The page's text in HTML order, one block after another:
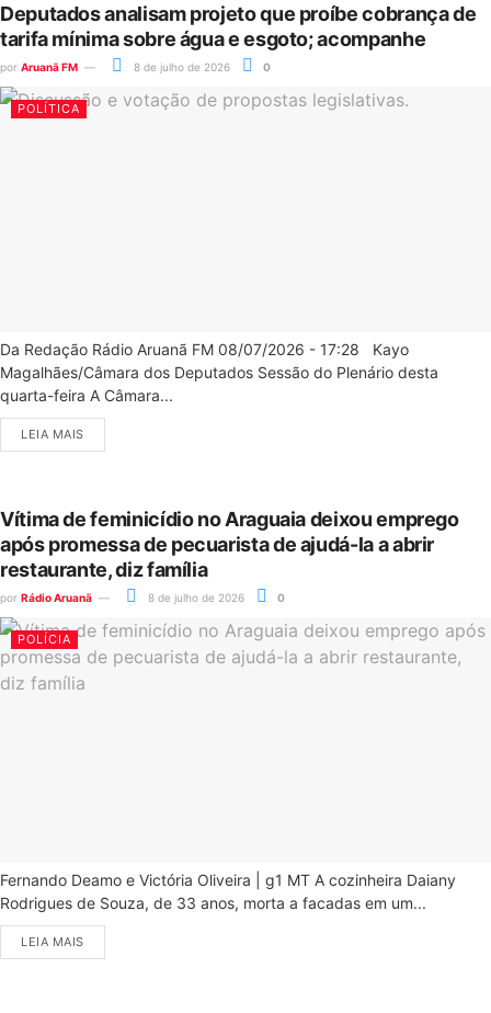
Deputados analisam projeto que proíbe cobrança de
tarifa mínima sobre água e esgoto; acompanhe
por Aruanã FM 8 de julho de 2026 0
POLÍTICA
Da Redação Rádio Aruanã FM 08/07/2026 - 17:28 Kayo
Magalhães/Câmara dos Deputados Sessão do Plenário desta
quarta-feira A Câmara...
LEIA MAIS
Vítima de feminicídio no Araguaia deixou emprego
após promessa de pecuarista de ajudá-la a abrir
restaurante, diz família
por Rádio Aruanã 8 de julho de 2026 0
POLÍCIA
Fernando Deamo e Victória Oliveira | g1 MT A cozinheira Daiany
Rodrigues de Souza, de 33 anos, morta a facadas em um...
LEIA MAIS